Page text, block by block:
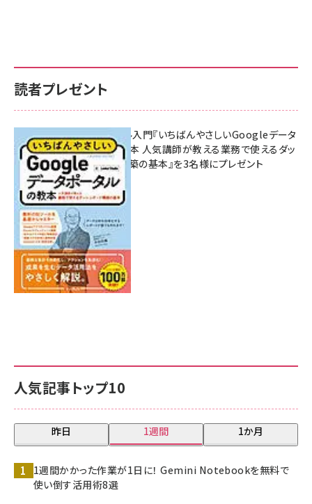
人気記事トップ10
昨日 1週間 1か月
1週間かかった作業が1日に！ Gemini Notebookを無料で
使い倒す活用術8選
読者プレゼント
無料BIツール入門『いちばんやさしいGoogleデータ
ポータルの教本 人気講師が教える業務で使えるダッ
シュボード構築の基本』を3名様にプレゼント
7月31日 10:00